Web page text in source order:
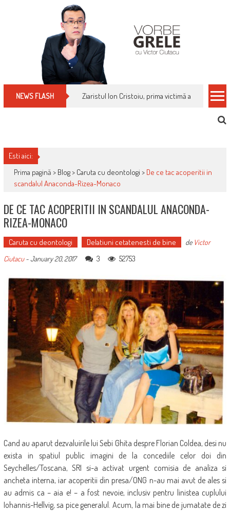
NEWS FLASH Ziaristul Ion Cristoiu, prima victimă a noi
Esti aici:
Prima pagină > Blog> Caruta cu deontologi > De ce tac acoperitii in
scandalul Anaconda-Rizea-Monaco
DE CE TAC ACOPERITII IN SCANDALUL ANACONDA-
RIZEA-MONACO
Caruta cu deontologi Delatiuni cetatenesti de bine de Victor
Ciutacu-January 20, 2017 3 52753
Cand au aparut dezvaluirile lui Sebi Ghita despre Florian Coldea, desi nu
exista in spatiul public imagini de la concediile celor doi din
Seychelles/Toscana, SRI si-a activat urgent comisia de analiza si
ancheta interna, iar acoperitii din presa/ONG n-au mai avut de ales si
au admis ca – aia e! – a fost nevoie, inclusiv pentru linistea cuplului
Iohannis-Hellvig, sa pice generalul. Acum, la mai bine de jumatate de zi